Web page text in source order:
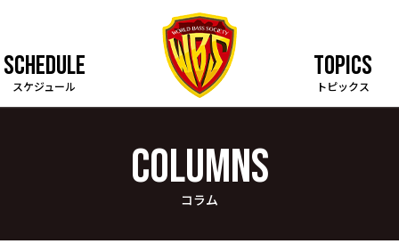
SCHEDULE
スケジュール
TOPICS
トピックス
COLUMNS
コラム